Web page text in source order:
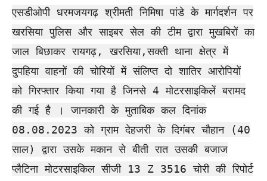
एसडीओपी धरमजयगढ़ श्रीमती निमिषा पांडे के मार्गदर्शन पर
खरसिया पुलिस और साइबर सेल की टीम द्वारा मुखबिरों का
जाल बिछाकर रायगढ़, खरसिया,सक्ती थाना क्षेत्र में
दुपहिया वाहनों की चोरियों में संलिप्त दो शातिर आरोपियों
को गिरफ्तार किया गया है जिनसे 4 मोटरसाइकिलें बरामद
की गई है । जानकारी के मुताबिक कल दिनांक
08.08.2023 को ग्राम देहजरी के दिगंबर चौहान (40
साल) द्वारा उसके मकान से बीती रात उसकी बजाज
प्लैटिना मोटरसाइकिल सीजी 13 Z 3516 चोरी की रिपोर्ट